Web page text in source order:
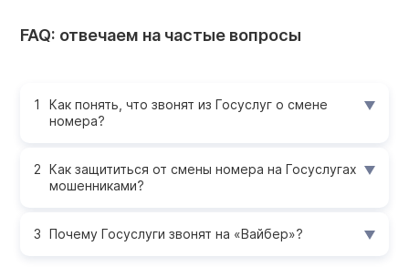
FAQ: отвечаем на частые вопросы
Как понять, что звонят из Госуслуг о смене
номера?
Как защититься от смены номера на Госуслугах
мошенниками?
Почему Госуслуги звонят на «Вайбер»?